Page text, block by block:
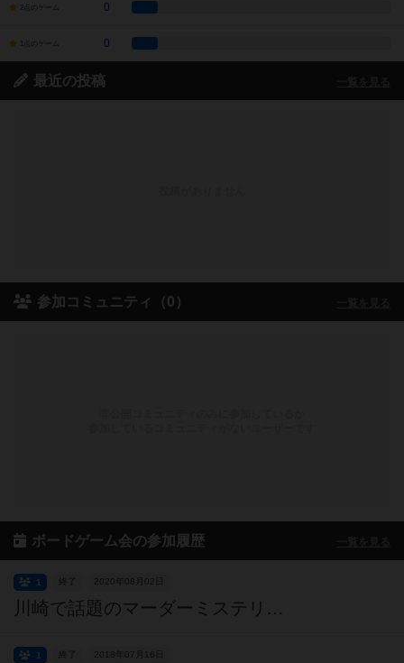
2点のゲーム 0
1点のゲーム 0
最近の投稿
参加コミュニティ（0）
ボードゲーム会の参加履歴
川崎で話題のマーダーミステリー「ヤノハのフタリ」を遊ぶ
終了 2020年08月02日
1
終了 2018年07月16日
1